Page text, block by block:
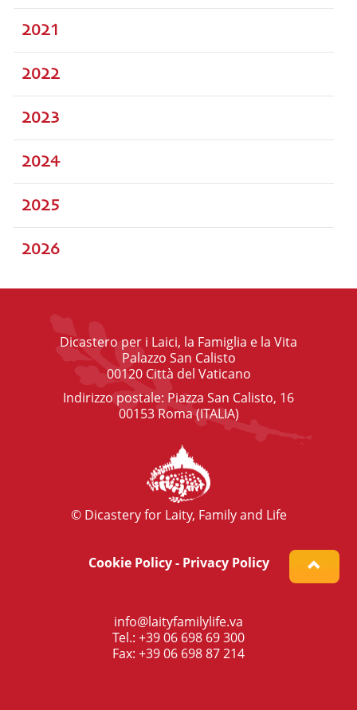
2021
2022
2023
2024
2025
2026
Dicastero per i Laici, la Famiglia e la Vita
Palazzo San Calisto
00120 Città del Vaticano
Indirizzo postale: Piazza San Calisto, 16
00153 Roma (ITALIA)
© Dicastery for Laity, Family and Life
Cookie Policy- Privacy Policy
info@laityfamilylife.va
Tel.: +39 06 698 69 300
Fax: +39 06 698 87 214